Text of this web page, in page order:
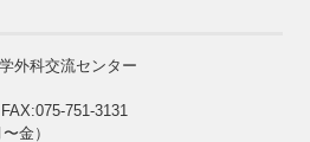
外科交流センター
FAX:075-751-3131
金）